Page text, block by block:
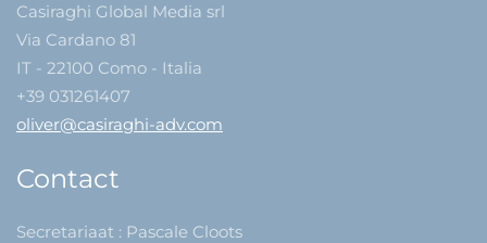
Casiraghi Global Media srl
Via Cardano 81
IT - 22100 Como - Italia
+39 031261407
oliver@casiraghi-adv.com
Contact
Secretariaat : Pascale Cloots